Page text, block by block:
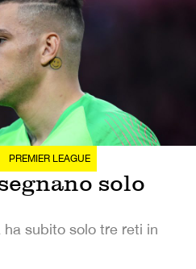
PREMIER LEAGUE
solo
subito solo tre reti in